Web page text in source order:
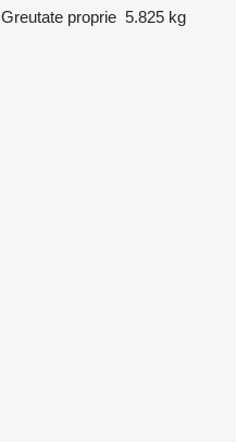
Greutate proprie 5.825 kg